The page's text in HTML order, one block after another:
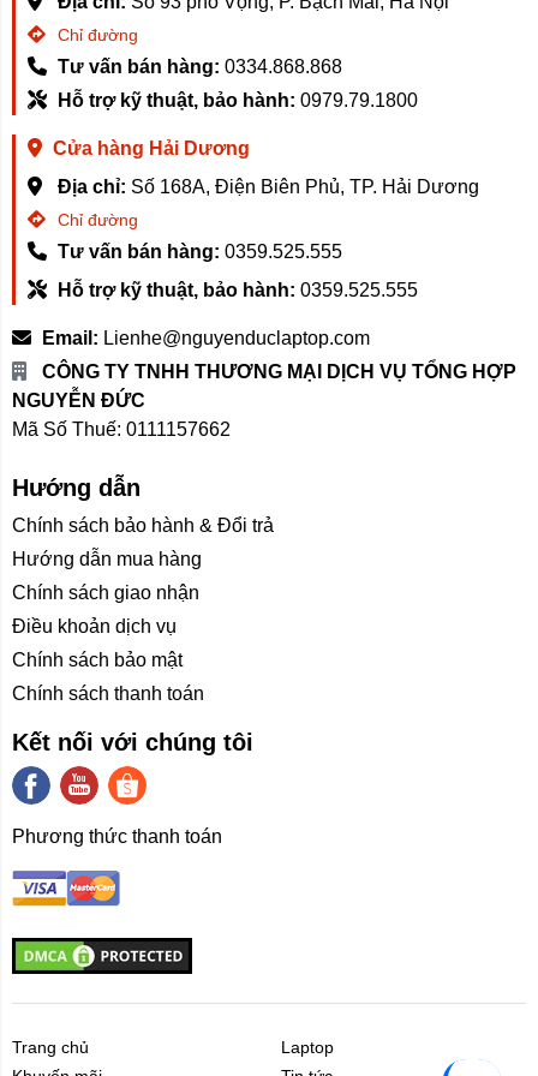
và tránh vùng cộng hưởng.
Bộ giảm xóc hành trình kép, có mức độ hấp thụ tốt, với
thiết kế kết cấu chống địa chấn, vật liệu tạo ra chắc
chắn và mạnh mẽ hơn.
5. Tính năng diệt khuẩn
Máy giặt sấy thông minh Xiaomi Mijia XM21 15kg còn
có chức năng năng diệt khuẩn kích hoạt đèn UV diệt
khuẩn quần áo, xử lý ion bạc và giặt ở nhiệt độ cao để
ở 95°C.
6. Các chế độ giặt sấy
Máy giặt sấy Xiaomi Mijia XM21 có tất cả các chế độ
giặt cần thiết, bao gồm cả việc chăm sóc những thứ làm
từ lụa, len và áo khoác. Nếu bạn cần gấp, thì máy giặt
có chế độ nhanh trong 15 phút là lựa chọn tốt nhất vừa
tiết kiệm thời gian, vừa tiết kiệm nước và điện nhưng
Chương trình giặt khô làm phẳng các nếp nhăn và phục
hồi độ mềm mại hoặc độ mềm mại ban đầu của quần
áo. Lấy đi bụi mịn và mùi đặc biệt, giữ sự tươi mát lâu
dài bên bạn.Theo dõi nhiệt độ trong máy giặt một cách
tự động và chính xác theo thời gian thực, kết hợp với
các thuật toán thông minh, tránh thiệt hại do nhiệt do
phải mất thời gian phơi đồ ngoài ban công.
7. Kết nối thông minh
Chỉ đường
Tư vấn bán hàng: 0334.868.868
Hỗ trợ kỹ thuật, bảo hành: 0979.79.1800
Cửa hàng Hải Dương
Địa chỉ: Số 168A, Điện Biên Phủ, TP. Hải Dương
Chỉ đường
Tư vấn bán hàng: 0359.525.555
Hỗ trợ kỹ thuật, bảo hành: 0359.525.555
Email: Lienhe@nguyenduclaptop.com
CÔNG TY TNHH THƯƠNG MẠI DỊCH VỤ TỔNG HỢP
NGUYỄN ĐỨC
Mã Số Thuế: 0111157662
Hướng dẫn
Chính sách bảo hành & Đổi trả
Hướng dẫn mua hàng
Chính sách giao nhận
Điều khoản dịch vụ
Chính sách bảo mật
Chính sách thanh toán
Kết nối với chúng tôi
Phương thức thanh toán
Trang chủ
Laptop